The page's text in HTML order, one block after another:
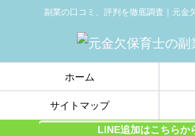
副業の口コミ、評判を徹底調査｜元金
ホーム
サイトマップ
LINE追加はこちら